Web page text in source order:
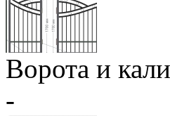
Ворота и
-